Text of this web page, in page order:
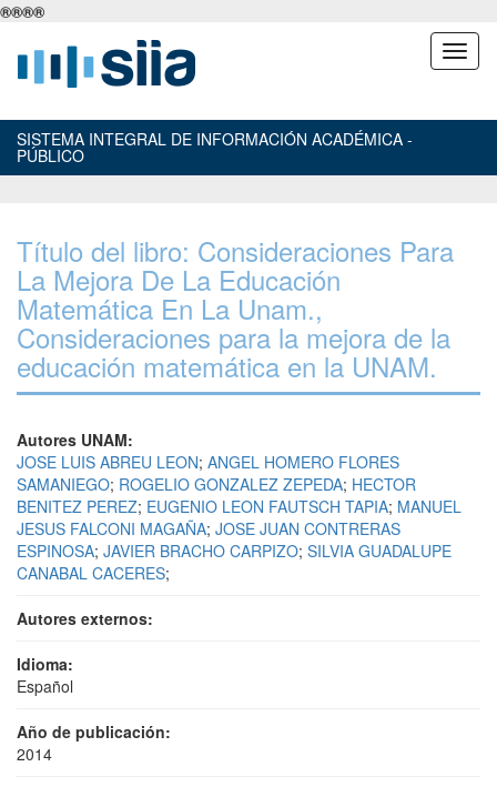
®®®®
SISTEMA INTEGRAL DE INFORMACIÓN ACADÉMICA -
PÚBLICO
Título del libro: Consideraciones Para
La Mejora De La Educación
Matemática En La Unam.,
Consideraciones para la mejora de la
educación matemática en la UNAM.
Autores UNAM:
JOSE LUIS ABREU LEON; ANGEL HOMERO FLORES
SAMANIEGO; ROGELIO GONZALEZ ZEPEDA; HECTOR
BENITEZ PEREZ; EUGENIO LEON FAUTSCH TAPIA; MANUEL
JESUS FALCONI MAGAÑA; JOSE JUAN CONTRERAS
ESPINOSA; JAVIER BRACHO CARPIZO; SILVIA GUADALUPE
CANABAL CACERES;
Autores externos:
Idioma:
Español
Año de publicación:
2014